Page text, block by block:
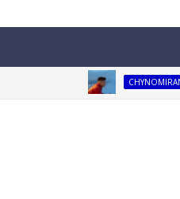
CHYNOMIRANDA